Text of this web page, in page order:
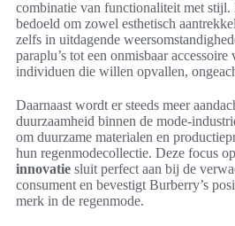
combinatie van functionaliteit met
bedoeld om zowel esthetisch
zelfs in uitdagende
paraplu’s tot een onmisbaar
individuen die willen opvallen,
Daarnaast wordt er steeds meer
duurzaamheid binnen de mode-
om duurzame materialen en
hun regenmodecollectie. Deze focus
innovatie sluit perfect aan bij de
consument en bevestigt Burberry’s
merk in de regenmode.